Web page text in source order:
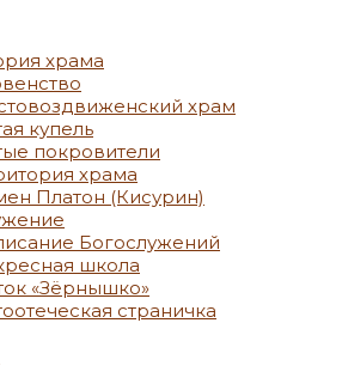
храма
храм
купель
покровители
храма
Платон (Кисурин)
Богослужений
школа
«Зёрнышко»
страничка